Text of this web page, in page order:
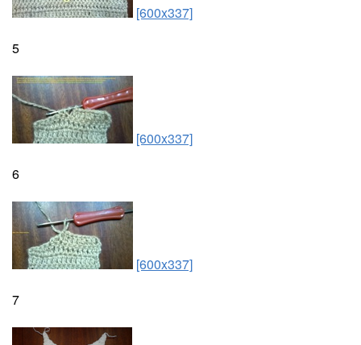
[600x337]
5
[600x337]
6
[600x337]
7